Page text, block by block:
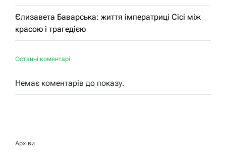
Єлизавета Баварська: життя імператриці Сісі між
красою і трагедією
Останні коментарі
Немає коментарів до показу.
Архіви